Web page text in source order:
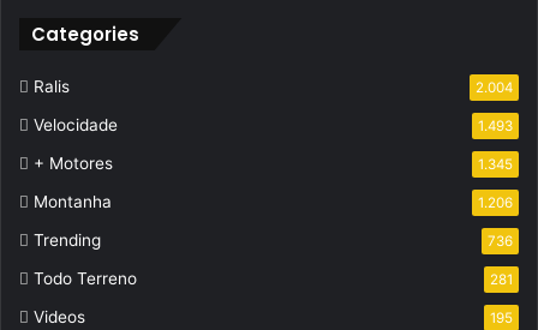
Categories
Ralis 2.004
Velocidade 1.493
+ Motores 1.345
Montanha 1.206
Trending 736
Todo Terreno 281
Videos 195